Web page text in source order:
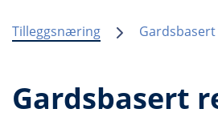
Tilleggsnæring
Gardsbasert